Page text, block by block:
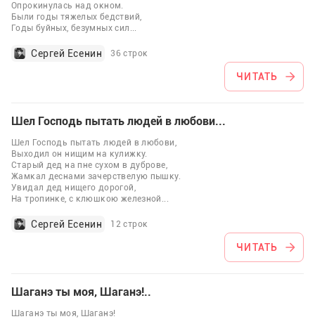
Опрокинулась над окном.
Были годы тяжелых бедствий,
Годы буйных, безумных сил ...
Сергей Есенин 36 строк
ЧИТАТЬ
Шел Господь пытать людей в любови...
Шел Господь пытать людей в любови,
Выходил он нищим на кулижку.
Старый дед на пне сухом в дуброве,
Жамкал деснами зачерствелую пышку.
Увидал дед нищего дорогой,
На тропинке, с клюшкою железной ...
Сергей Есенин 12 строк
ЧИТАТЬ
Шаганэ ты моя, Шаганэ!..
Шаганэ ты моя, Шаганэ!